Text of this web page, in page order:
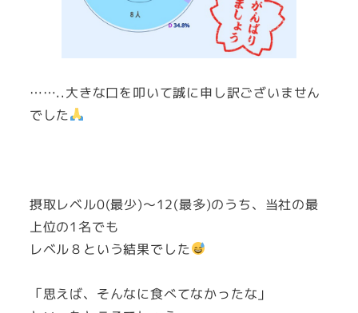
……..大きな口を叩いて誠に申し訳ございません
でした
摂取レベル0(最少)～12(最多)のうち、当社の最
上位の1名でも
レベル８という結果でした
「思えば、そんなに食べてなかったな」